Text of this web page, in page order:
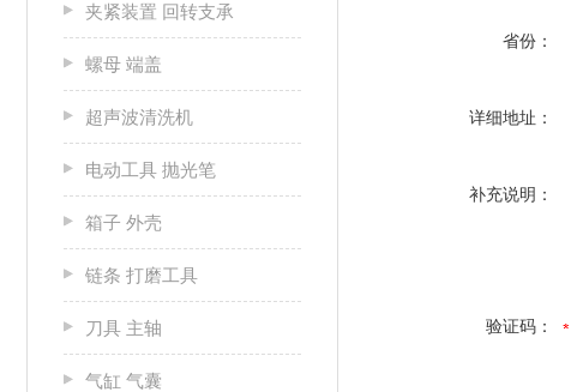
夹紧装置 回转支承
螺母 端盖
超声波清洗机
电动工具 抛光笔
箱子 外壳
链条 打磨工具
刀具 主轴
气缸 气囊
省份：
详细地址：
补充说明：
验证码：